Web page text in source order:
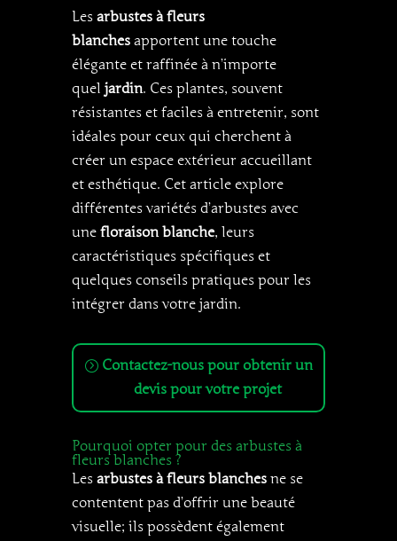
Les arbustes à fleurs
blanchesapportent une touche
élégante et raffinée à n’importe
quel jardin. Ces plantes, souvent
résistantes et faciles à entretenir, sont
idéales pour ceux qui cherchent à
créer un espace extérieur accueillant
et esthétique. Cet article explore
différentes variétés d’arbustes avec
une floraison blanche, leurs
caractéristiques spécifiques et
quelques conseils pratiques pour les
intégrer dans votre jardin.
Contactez-nous pour obtenir un
devis pour votre projet
Pourquoi opter pour des arbustes à
fleurs blanches ?
Les arbustes à fleurs blanches ne se
contentent pas d’offrir une beauté
visuelle; ils possèdent également